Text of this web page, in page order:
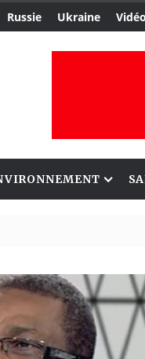
Russie Ukraine